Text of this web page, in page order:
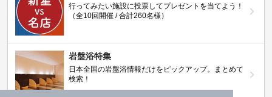
行ってみたい施設に投票してプレゼントを当てよう！
（全10回開催 / 合計260名様）
岩盤浴特集
日本全国の岩盤浴情報だけをピックアップ。まとめて
検索！